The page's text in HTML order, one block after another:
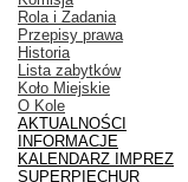
Rola i Zadania
Przepisy prawa
Historia
Lista zabytków
Koło Miejskie
O Kole
AKTUALNOŚCI
INFORMACJE
KALENDARZ IMPREZ
SUPERPIECHUR